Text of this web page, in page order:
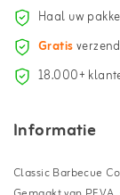
Haal uw
Gratis
18.000+
Informatie
Classic Barbecue